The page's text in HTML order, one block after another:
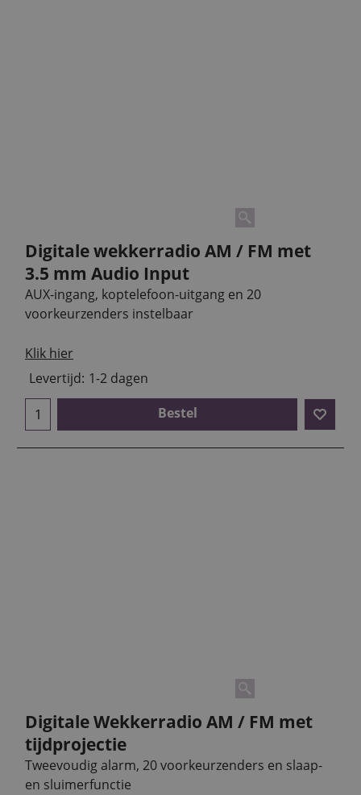
Digitale wekkerradio AM / FM met
3.5 mm Audio Input
AUX-ingang, koptelefoon-uitgang en 20
voorkeurzenders instelbaar
Klik hier
Levertijd: 1-2 dagen
Bestel
Digitale Wekkerradio AM / FM met
tijdprojectie
Tweevoudig alarm, 20 voorkeurzenders en slaap-
en sluimerfunctie